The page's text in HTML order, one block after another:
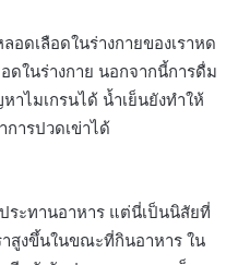
อดเลือดในร่างกายของเราหด
ดในร่างกาย นอกจากนี้การดื่ม
าไมเกรนได้ น้ำเย็นยังทำให้
การปวดเข่าได้
ระทานอาหาร แต่นี่เป็นนิสัยที่
สูงขึ้นในขณะที่กินอาหาร ใน